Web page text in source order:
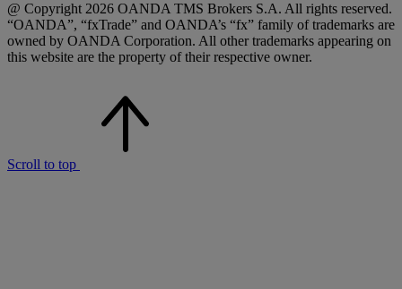
@ Copyright 2026 OANDA TMS Brokers S.A. All rights reserved.
“OANDA”, “fxTrade” and OANDA’s “fx” family of trademarks are
owned by OANDA Corporation. All other trademarks appearing on
this website are the property of their respective owner.
Scroll to top